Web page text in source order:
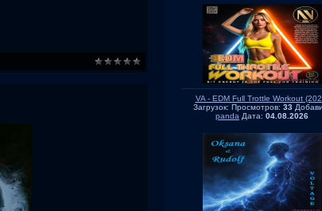
VA - EDM Full Trottle Workout
Загрузок: Просмотров: 33
panda Дата: 04.08.2026